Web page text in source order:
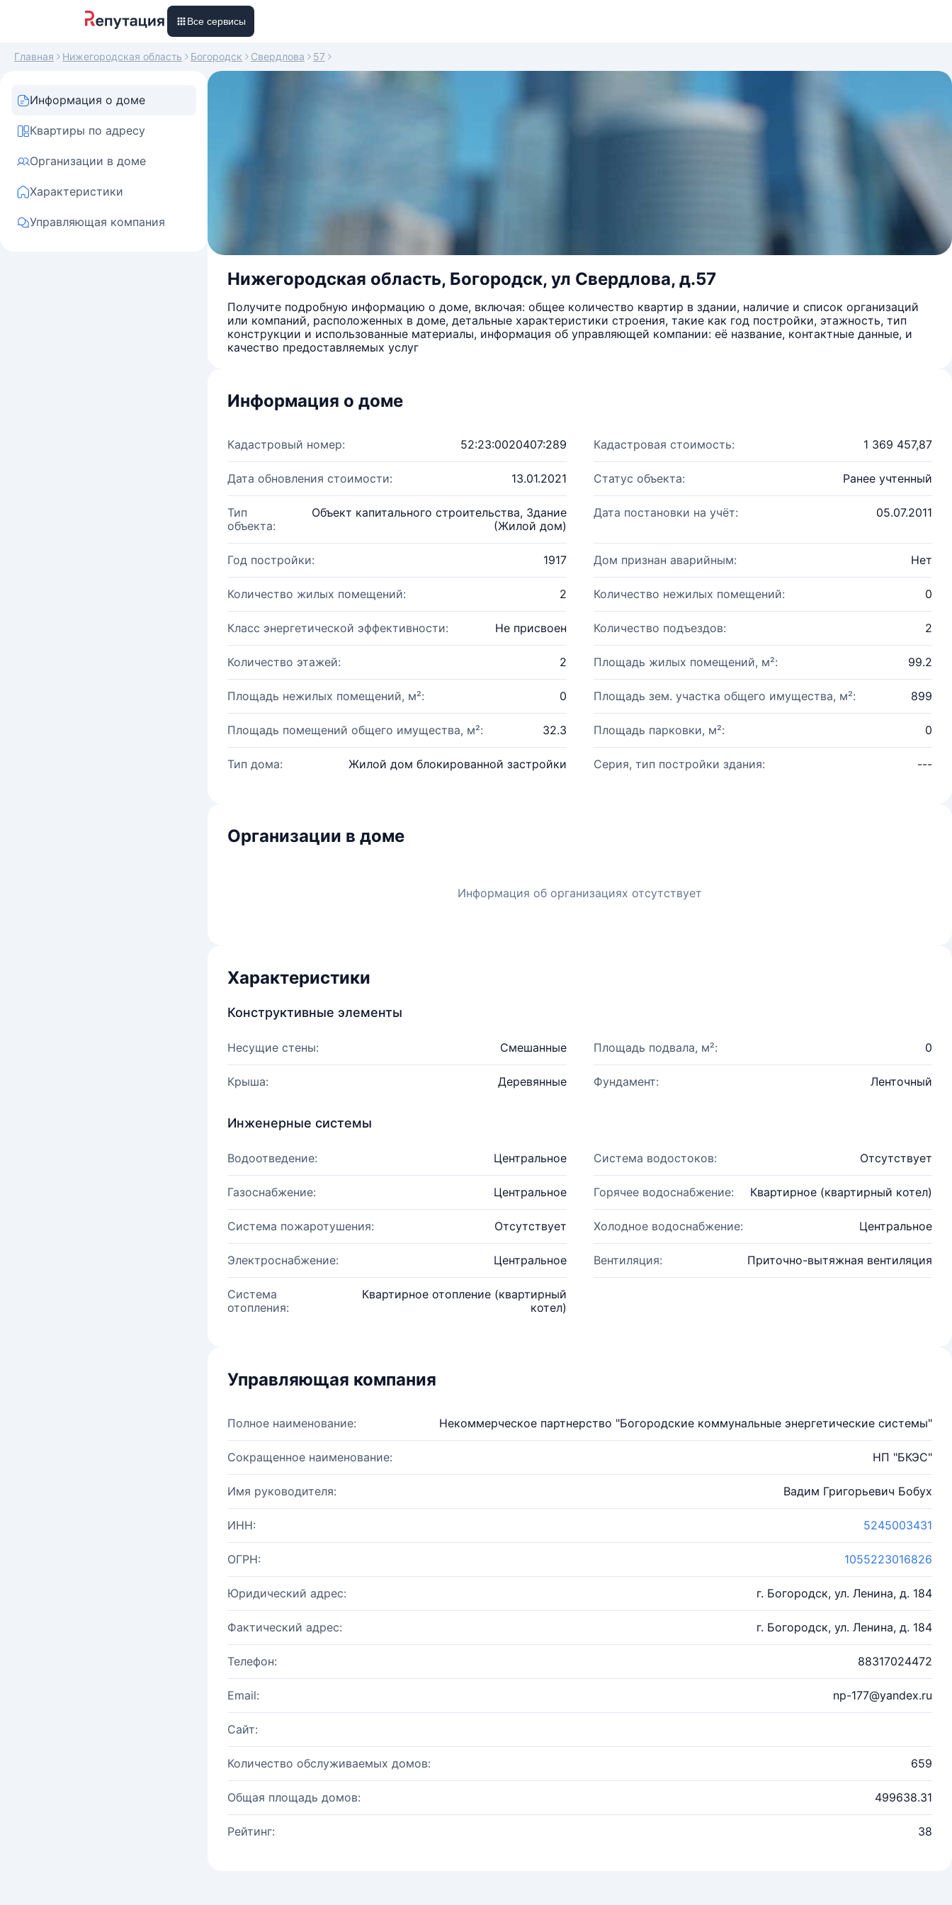
Все сервисы
Главная Нижегородская область Богородск Свердлова 57
Информация о доме
Квартиры по адресу
Организации в доме
Характеристики
Управляющая компания
Нижегородская область, Богородск, ул Свердлова, д.57
Получите подробную информацию о доме, включая: общее количество квартир в здании, наличие и список организаций
или компаний, расположенных в доме, детальные характеристики строения, такие как год постройки, этажность, тип
конструкции и использованные материалы, информация об управляющей компании: её название, контактные данные, и
качество предоставляемых услуг
Информация о доме
Кадастровый номер: 52:23:0020407:289 Кадастровая стоимость: 1 369 457,87
Дата обновления стоимости: 13.01.2021 Статус объекта: Ранее учтенный
Тип
объекта:
Объект капитального строительства, Здание
(Жилой дом)
Дата постановки на учёт: 05.07.2011
Год постройки: 1917 Дом признан аварийным: Нет
Количество жилых помещений: 2 Количество нежилых помещений: 0
Класс энергетической эффективности: Не присвоен Количество подъездов: 2
Количество этажей: 2 Площадь жилых помещений, м²: 99.2
Площадь нежилых помещений, м²: 0 Площадь зем. участка общего имущества, м²: 899
Площадь помещений общего имущества, м²: 32.3 Площадь парковки, м²: 0
Тип дома: Жилой дом блокированной застройки Серия, тип постройки здания: ---
Организации в доме
Информация об организациях отсутствует
Характеристики
Конструктивные элементы
Несущие стены: Смешанные Площадь подвала, м²: 0
Крыша: Деревянные Фундамент: Ленточный
Инженерные системы
Водоотведение: Центральное Система водостоков: Отсутствует
Газоснабжение: Центральное Горячее водоснабжение: Квартирное (квартирный котел)
Система пожаротушения: Отсутствует Холодное водоснабжение: Центральное
Электроснабжение: Центральное Вентиляция: Приточно-вытяжная вентиляция
Система
отопления:
Квартирное отопление (квартирный
котел)
Управляющая компания
Полное наименование: Некоммерческое партнерство "Богородские коммунальные энергетические системы"
Сокращенное наименование: НП "БКЭС"
Имя руководителя: Вадим Григорьевич Бобух
ИНН: 5245003431
ОГРН: 1055223016826
Юридический адрес: г. Богородск, ул. Ленина, д. 184
Фактический адрес: г. Богородск, ул. Ленина, д. 184
Телефон: 88317024472
Email: np-177@yandex.ru
Сайт:
Количество обслуживаемых домов: 659
Общая площадь домов: 499638.31
Рейтинг: 38